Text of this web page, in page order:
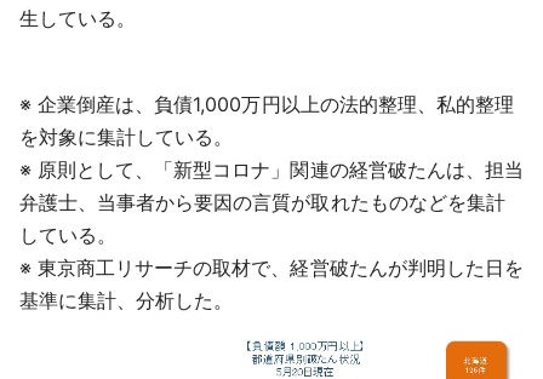
生している。
※ 企業倒産は、負債1,000万円以上の法的整理、私的整理
を対象に集計している。
※ 原則として、「新型コロナ」関連の経営破たんは、担当
弁護士、当事者から要因の言質が取れたものなどを集計
している。
※ 東京商工リサーチの取材で、経営破たんが判明した日を
基準に集計、分析した。